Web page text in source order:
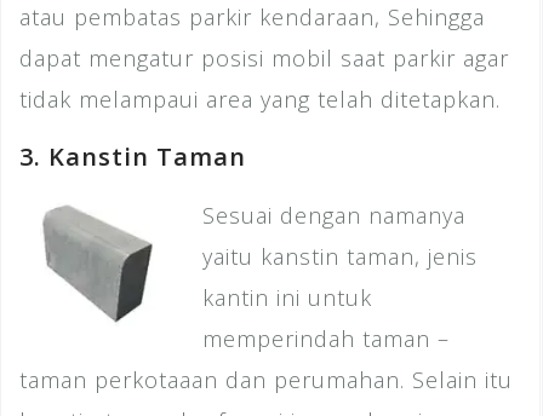
atau pembatas parkir kendaraan, Sehingga
dapat mengatur posisi mobil saat parkir agar
tidak melampaui area yang telah ditetapkan.
3. Kanstin Taman
Sesuai dengan namanya
yaitu kanstin taman, jenis
kantin ini untuk
memperindah taman –
taman perkotaaan dan perumahan. Selain itu